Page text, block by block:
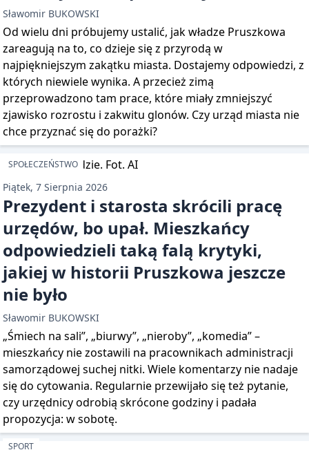
Sławomir BUKOWSKI
Od wielu dni próbujemy ustalić, jak władze Pruszkowa
zareagują na to, co dzieje się z przyrodą w
najpiękniejszym zakątku miasta. Dostajemy odpowiedzi, z
których niewiele wynika. A przecież zimą
przeprowadzono tam prace, które miały zmniejszyć
zjawisko rozrostu i zakwitu glonów. Czy urząd miasta nie
chce przyznać się do porażki?
SPOŁECZEŃSTWO
Piątek, 7 Sierpnia 2026
Prezydent i starosta skrócili pracę
urzędów, bo upał. Mieszkańcy
odpowiedzieli taką falą krytyki,
jakiej w historii Pruszkowa jeszcze
nie było
Sławomir BUKOWSKI
„Śmiech na sali”, „biurwy”, „nieroby”, „komedia” –
mieszkańcy nie zostawili na pracownikach administracji
samorządowej suchej nitki. Wiele komentarzy nie nadaje
się do cytowania. Regularnie przewijało się też pytanie,
czy urzędnicy odrobią skrócone godziny i padała
propozycja: w sobotę.
SPORT